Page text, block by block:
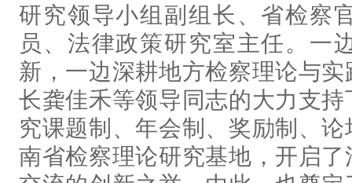
研究领导小组副组长、省检察
员、法律政策研究室主任。一
新，一边深耕地方检察理论与
长龚佳禾等领导同志的大力支
究课题制、年会制、奖励制、
南省检察理论研究基地，开启